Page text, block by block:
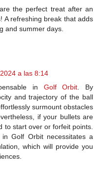
the perfect treat after an
A refreshing break that adds
and summer days.
a las 8:14
in Golf Orbit. By
and trajectory of the ball
surmount obstacles
if your bullets are
to start over or forfeit points.
Golf Orbit necessitates a
which will provide you